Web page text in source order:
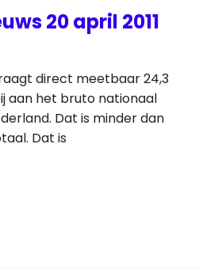
20 april 2011
direct meetbaar 24,3
aan het bruto nationaal
Dat is minder dan
Dat is